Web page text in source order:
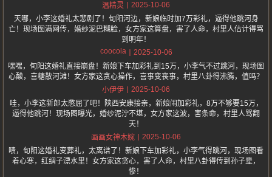
温精灵
2025-10-06
天哪，小李这婚礼太悲剧了！旬阳河边，新娘临时加7万彩礼，逼得他跳河身
亡！现场图满网传，婚纱泥巴糊脸，女方家这算盘，害了人命，村里人估计得骂
到明年！
coocola
2025-10-06
嘿嘿，旬阳这婚礼直接崩盘！新娘下车加彩礼到15万，小李气不过跳河，现场图
心酸，喜糖散河滩！女方家这贪心操作，喜事变丧事，村里八卦得沸腾，值吗？
小伊伊
2025-10-06
哇，小李这新郎太憋屈了吧！陕西安康接亲，新娘闹加彩礼，8万不够要15万，
逼得他跳河！现场图曝光，婚纱泥泞不堪，女方家这波，害条命，村里人骂翻
天！
画画女神木婉
2025-10-06
啧，旬阳这婚礼变葬礼，太离谱了！新娘下车加彩礼，小李气得跳河，现场图看
着心寒，红绸子漂水里！女方家这贪心，害了人命，村里八卦得传到孙子辈，
惨！